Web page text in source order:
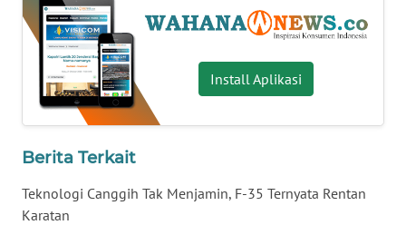
Install Aplikasi
Berita Terkait
Teknologi Canggih Tak Menjamin, F-35 Ternyata Rentan
Karatan
SUMBAR
WN
SUMSEL
WN
WN
LAMPUNG